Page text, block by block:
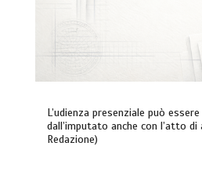
L’udienza presenziale può
dall’imputato anche con l’atto di
Redazione)